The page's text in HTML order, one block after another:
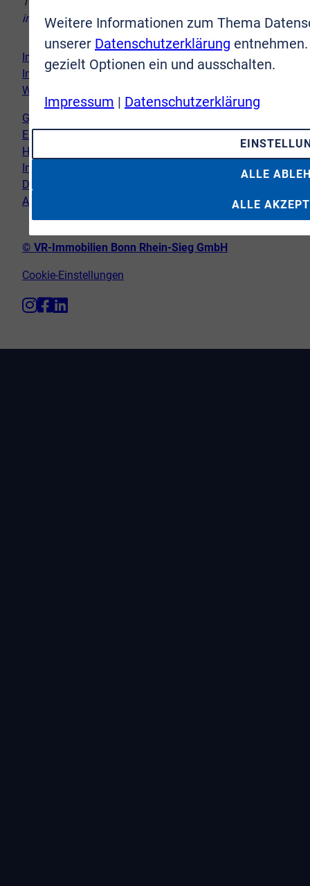
info@vr-immobilien-brs.de
Immobilie verkaufen
Immobilie kaufen
Wir vor Ort
Genderhinweis
Erklärung zur Barrierefreiheit
Hinweispflicht Newsletter
Impressum
Datenschutz
AGB
© VR-Immobilien Bonn Rhein-Sieg GmbH
Cookie-Einstellungen
Weitere Informationen zum Thema
unserer Datenschutzerklärung
gezielt Optionen ein und ausschalten.
Impressum | Datenschutzerklärung
ALLE
ALLE